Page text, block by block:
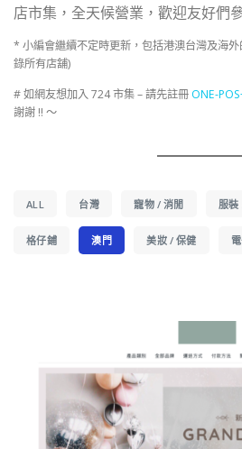
店市集，全天候營業，歡迎友好們
* 小編會繼續不定時更新，包括港澳台灣及海
錄所有店舖)
# 如網友想加入 724 市集 – 請先註冊 ONE-
謝謝 !! ～
ALL 台灣 寵物 / 消閒 服裝
格仔鋪 澳門 美妝 / 保健